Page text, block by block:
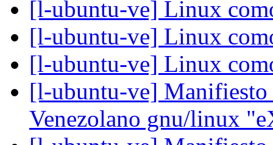
[l-ubuntu-ve] Linux
[l-ubuntu-ve] Linux
[l-ubuntu-ve] Linux
[l-ubuntu-ve]
Venezolano gnu/linux